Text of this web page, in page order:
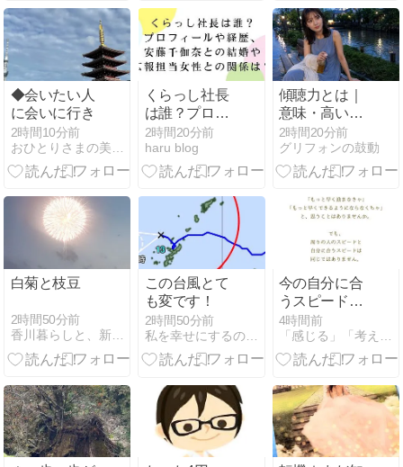
◆会いたい人
に会いに行き
2時間10分前
くらっし社長
は誰？プロフ
ィールや経
歴、安藤千伽
奈との結婚や
との関係は？
2時間20分前
haru blog
傾聴力とは｜
意味・高い人
の特徴と「聴
く」が変える
人間関係の地
2時間20分前
グリフォンの鼓動
白菊と枝豆
2時間50分前
この台風とて
も変です！
2時間50分前
私を幸せにするのは私
今の自分に合
うスピードで
進む【頭がぐ
るぐるした時
に読むメッセ
4時間前